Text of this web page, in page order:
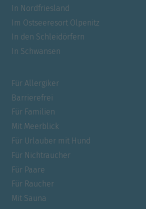
In Nordfriesland
Im Ostseeresort Olpenitz
In den Schleidörfern
In Schwansen
Für Allergiker
Barrierefrei
Für Familien
Mit Meerblick
Für Urlauber mit Hund
Für Nichtraucher
Für Paare
Für Raucher
Mit Sauna